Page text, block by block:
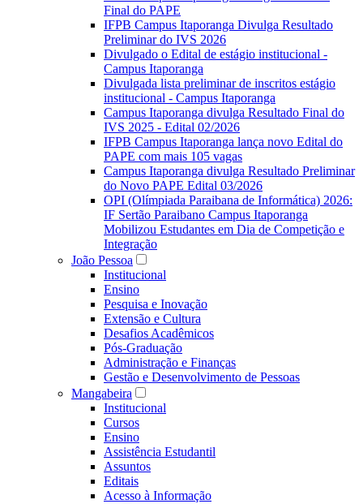
Final do PAPE
IFPB Campus Itaporanga Divulga Resultado
Preliminar do IVS 2026
Divulgado o Edital de estágio institucional -
Campus Itaporanga
Divulgada lista preliminar de inscritos estágio
institucional - Campus Itaporanga
Campus Itaporanga divulga Resultado Final do
IVS 2025 - Edital 02/2026
IFPB Campus Itaporanga lança novo Edital do
PAPE com mais 105 vagas
Campus Itaporanga divulga Resultado Preliminar
do Novo PAPE Edital 03/2026
OPI (Olímpiada Paraibana de Informática) 2026:
IF Sertão Paraibano Campus Itaporanga
Mobilizou Estudantes em Dia de Competição e
Integração
João Pessoa
Institucional
Ensino
Pesquisa e Inovação
Extensão e Cultura
Desafios Acadêmicos
Pós-Graduação
Administração e Finanças
Gestão e Desenvolvimento de Pessoas
Mangabeira
Institucional
Cursos
Ensino
Assistência Estudantil
Assuntos
Editais
Acesso à Informação